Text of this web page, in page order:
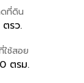
ที่ดิน
รว.
ช้สอย
ตรม.